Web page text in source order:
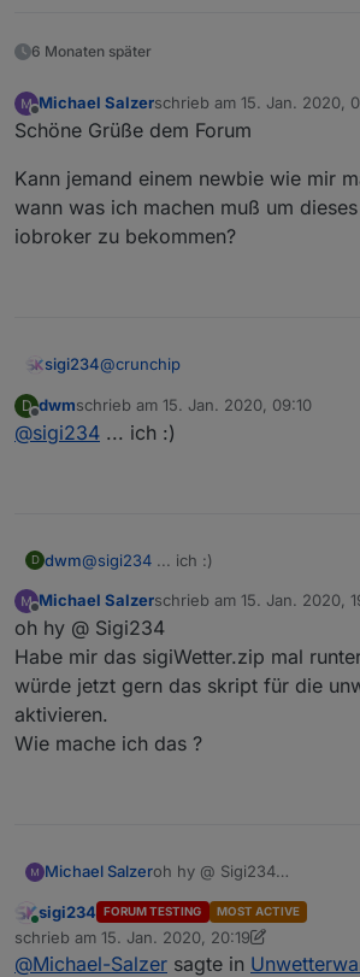
6 Monaten später
Offline
Michael Salzerschrieb am 15. Jan. 2020,
zuletzt editiert von
Schöne Grüße dem Forum
Kann jemand einem newbie wie mir
wann was ich machen muß um
iobroker zu bekommen?
sigi234@crunchip
Wer ist der Skriptersteller?
D
Offline
dwmschrieb am 15. Jan. 2020, 09:10
zuletzt editiert von
@sigi234 ... ich :)
D dwm@sigi234 ... ich :)
Offline
Michael Salzerschrieb am 15. Jan. 2020,
zuletzt editiert von
oh hy @ Sigi234
Habe mir das sigiWetter.zip mal
würde jetzt gern das skript für die
aktivieren.
Wie mache ich das ?
Michael Salzeroh hy @ Sigi234
runtergeladen.ich würde
für die unwetter
Wie mache ich das ?
Online
sigi234 FORUM TESTING MOST ACTIVE
schrieb am 15. Jan. 2020, 20:19
zuletzt editiert von sigi234
@Michael-Salzer sagte in